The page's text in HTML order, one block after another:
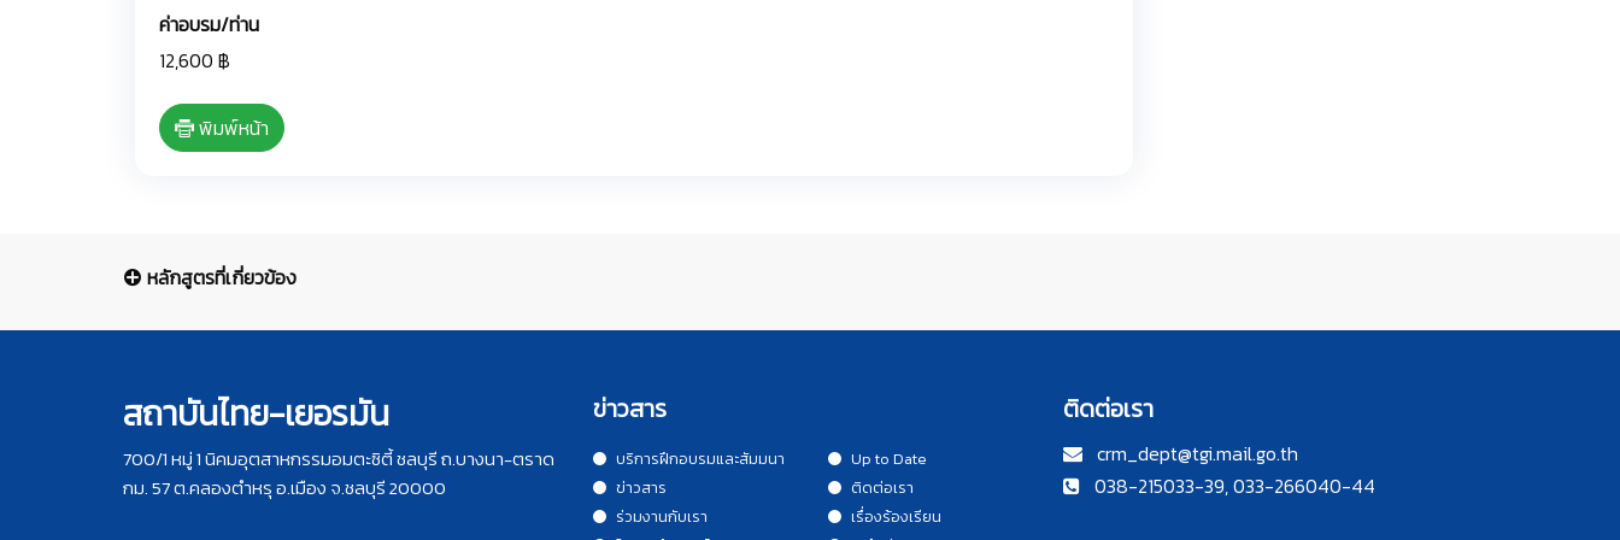
ค่าอบรม/ท่าน
12,600 ฿
พิมพ์หน้า
หลักสูตรที่เกี่ยวข้อง
สถาบันไทย-เยอรมัน
700/1 หมู่ 1 นิคมอุตสาหกรรมอมตะซิตี้ ชลบุรี ถ.บางนา-ตราด
กม. 57 ต.คลองตำหรุ อ.เมือง จ.ชลบุรี 20000
ข่าวสาร
บริการฝึกอบรมและสัมมนา
ข่าวสาร
ร่วมงานกับเรา
Up to Date
ติดต่อเรา
เรื่องร้องเรียน
ติดต่อเรา
crm_dept@tgi.mail.go.th
038-215033-39, 033-266040-44